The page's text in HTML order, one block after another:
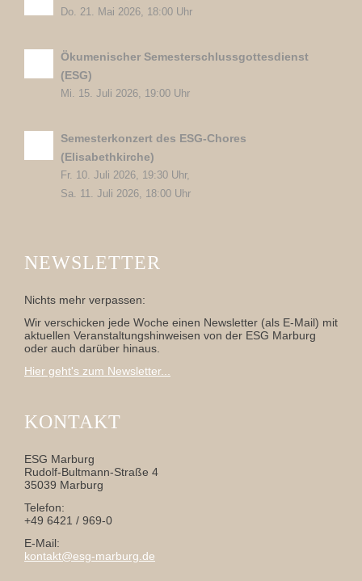
Do. 21. Mai 2026, 18:00 Uhr
Ökumenischer Semesterschlussgottesdienst
(ESG)
Mi. 15. Juli 2026, 19:00 Uhr
Semesterkonzert des ESG-Chores
(Elisabethkirche)
Fr. 10. Juli 2026, 19:30 Uhr,
Sa. 11. Juli 2026, 18:00 Uhr
NEWSLETTER
Nichts mehr verpassen:
Wir verschicken jede Woche einen Newsletter (als E-Mail) mit
aktuellen Veranstaltungshinweisen von der ESG Marburg
oder auch darüber hinaus.
Hier geht's zum Newsletter...
KONTAKT
ESG Marburg
Rudolf-Bultmann-Straße 4
35039 Marburg
Telefon:
+49 6421 / 969-0
E-Mail:
kontakt@esg-marburg.de